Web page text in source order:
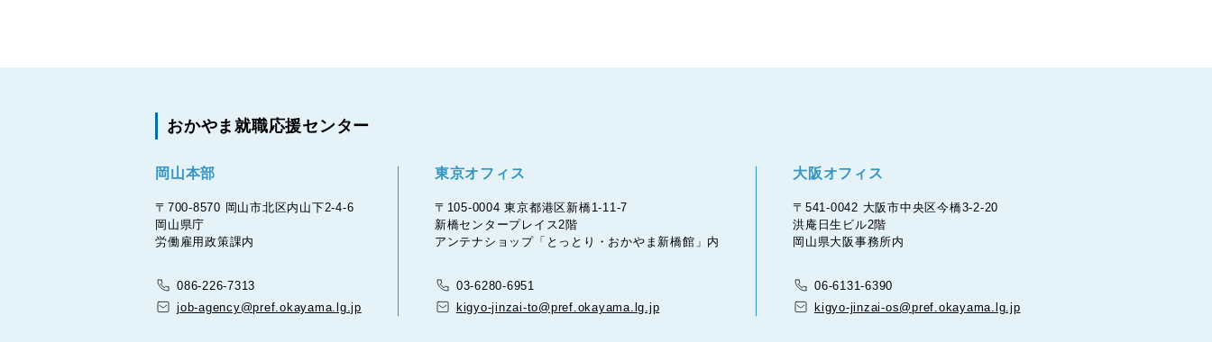
おかやま就職応援センター
岡山本部
〒700-8570 岡山市北区内山下2-4-6
岡山県庁
労働雇用政策課内
086-226-7313
job-agency@pref.okayama.lg.jp
東京オフィス
〒105-0004 東京都港区新橋1-11-7
新橋センタープレイス2階
アンテナショップ「とっとり・おかやま新橋館」内
03-6280-6951
kigyo-jinzai-to@pref.okayama.lg.jp
大阪オフィス
〒541-0042 大阪市中央区今橋3-2-20
洪庵日生ビル2階
岡山県大阪事務所内
06-6131-6390
kigyo-jinzai-os@pref.okayama.lg.jp